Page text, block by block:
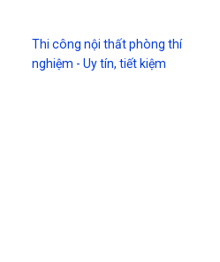
Thi công nội thất phòng thí
nghiệm - Uy tín, tiết kiệm